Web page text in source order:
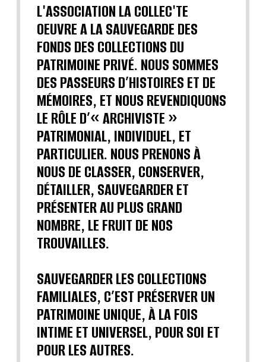
L'ASSOCIATION LA COLLEC'TE
OEUVRE A LA SAUVEGARDE DES
FONDS DES COLLECTIONS DU
PATRIMOINE PRIVÉ. NOUS SOMMES
DES PASSEURS D’HISTOIRES ET DE
MÉMOIRES, ET NOUS REVENDIQUONS
LE RÔLE D’« ARCHIVISTE »
PATRIMONIAL, INDIVIDUEL, ET
PARTICULIER. NOUS PRENONS À
NOUS DE CLASSER, CONSERVER,
DÉTAILLER, SAUVEGARDER ET
PRÉSENTER AU PLUS GRAND
NOMBRE, LE FRUIT DE NOS
TROUVAILLES.
SAUVEGARDER LES COLLECTIONS
FAMILIALES, C’EST PRÉSERVER UN
PATRIMOINE UNIQUE, À LA FOIS
INTIME ET UNIVERSEL, POUR SOI ET
POUR LES AUTRES.